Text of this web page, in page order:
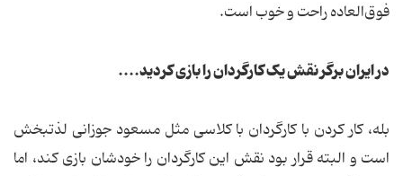
فوق‌العاده راحت و خوب است.
در ایران برگر نقش یک کارگردان را بازی کردید....
بله، کار کردن با کارگردان با کلاسی مثل مسعود جوزانی لذتبخش
است و البته قرار بود نقش این کارگردان را خودشان بازی کند، اما